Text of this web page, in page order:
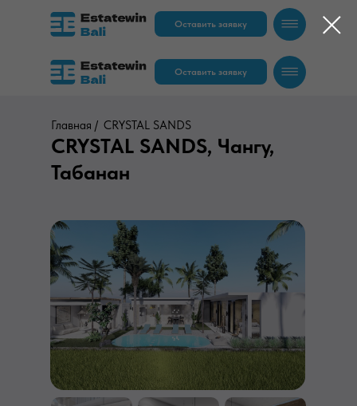
RU EN
Оставить заявку
EN
Оставить заявку
Главная / CRYSTAL SANDS
CRYSTAL SANDS, Чангу,
Табанан